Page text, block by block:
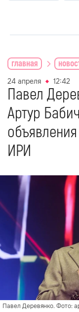
главная
24 апреля 12:42
Павел
Артур
ИРИ
Павел Деревянко. Фото: